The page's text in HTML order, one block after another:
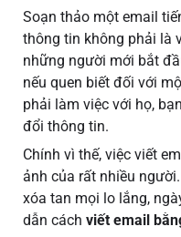
Soạn thảo một email
thông tin không phải là
những người mới bắt
nếu quen biết đối với
phải làm việc với họ,
đổi thông tin.
Chính vì thế, việc viết
ảnh của rất nhiều
xóa tan mọi lo lắng,
dẫn cách viết email